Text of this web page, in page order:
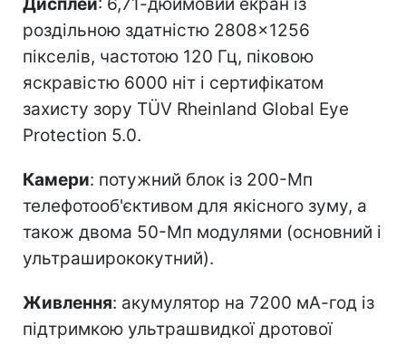
Дисплей: 6,71-дюймовий екран із
роздільною здатністю 2808×1256
пікселів, частотою 120 Гц, піковою
яскравістю 6000 ніт і сертифікатом
захисту зору TÜV Rheinland Global Eye
Protection 5.0.
Камери: потужний блок із 200-Мп
телефотооб'єктивом для якісного зуму, а
також двома 50-Мп модулями (основний і
ультраширококутний).
Живлення: акумулятор на 7200 мА-год із
підтримкою ультрашвидкої дротової